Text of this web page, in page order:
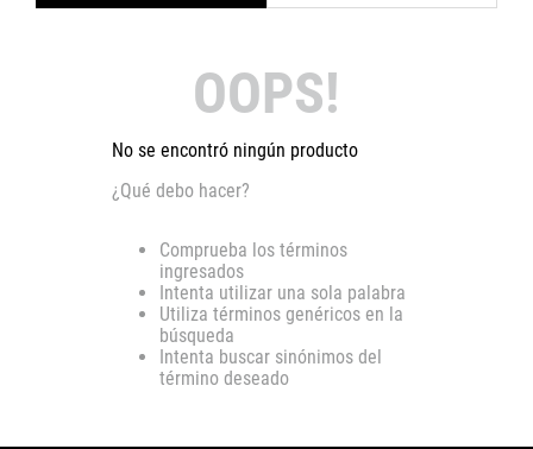
OOPS!
No se encontró ningún producto
¿Qué debo hacer?
Comprueba los términos
ingresados
Intenta utilizar una sola palabra
Utiliza términos genéricos en la
búsqueda
Intenta buscar sinónimos del
término deseado